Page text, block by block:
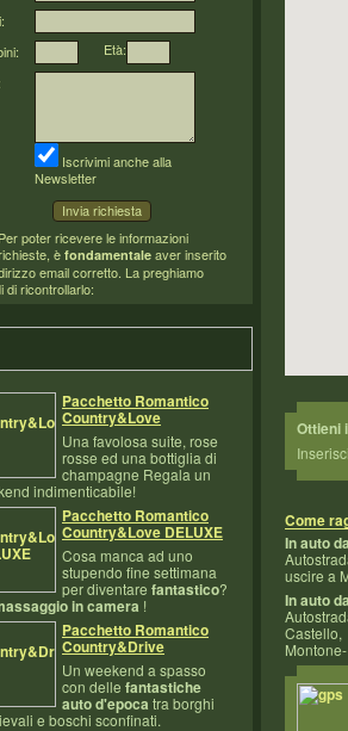
Età:
Iscrivimi anche alla
Newsletter
Per poter ricevere le informazioni
è fondamentale aver inserito
email corretto. La preghiamo
di ricontrollarlo:
Pacchetto Romantico
Country&Love
Una favolosa suite, rose
rosse ed una bottiglia di
champagne Regala un
indimenticabile!
Pacchetto Romantico
Country&Love DELUXE
Cosa manca ad uno
stupendo fine settimana
per diventare fantastico?
in camera !
Pacchetto Romantico
Country&Drive
Un weekend a spasso
con delle fantastiche
auto d'epoca tra borghi
e boschi sconfinati.
Ottieni
Come
In auto
uscire a
In auto